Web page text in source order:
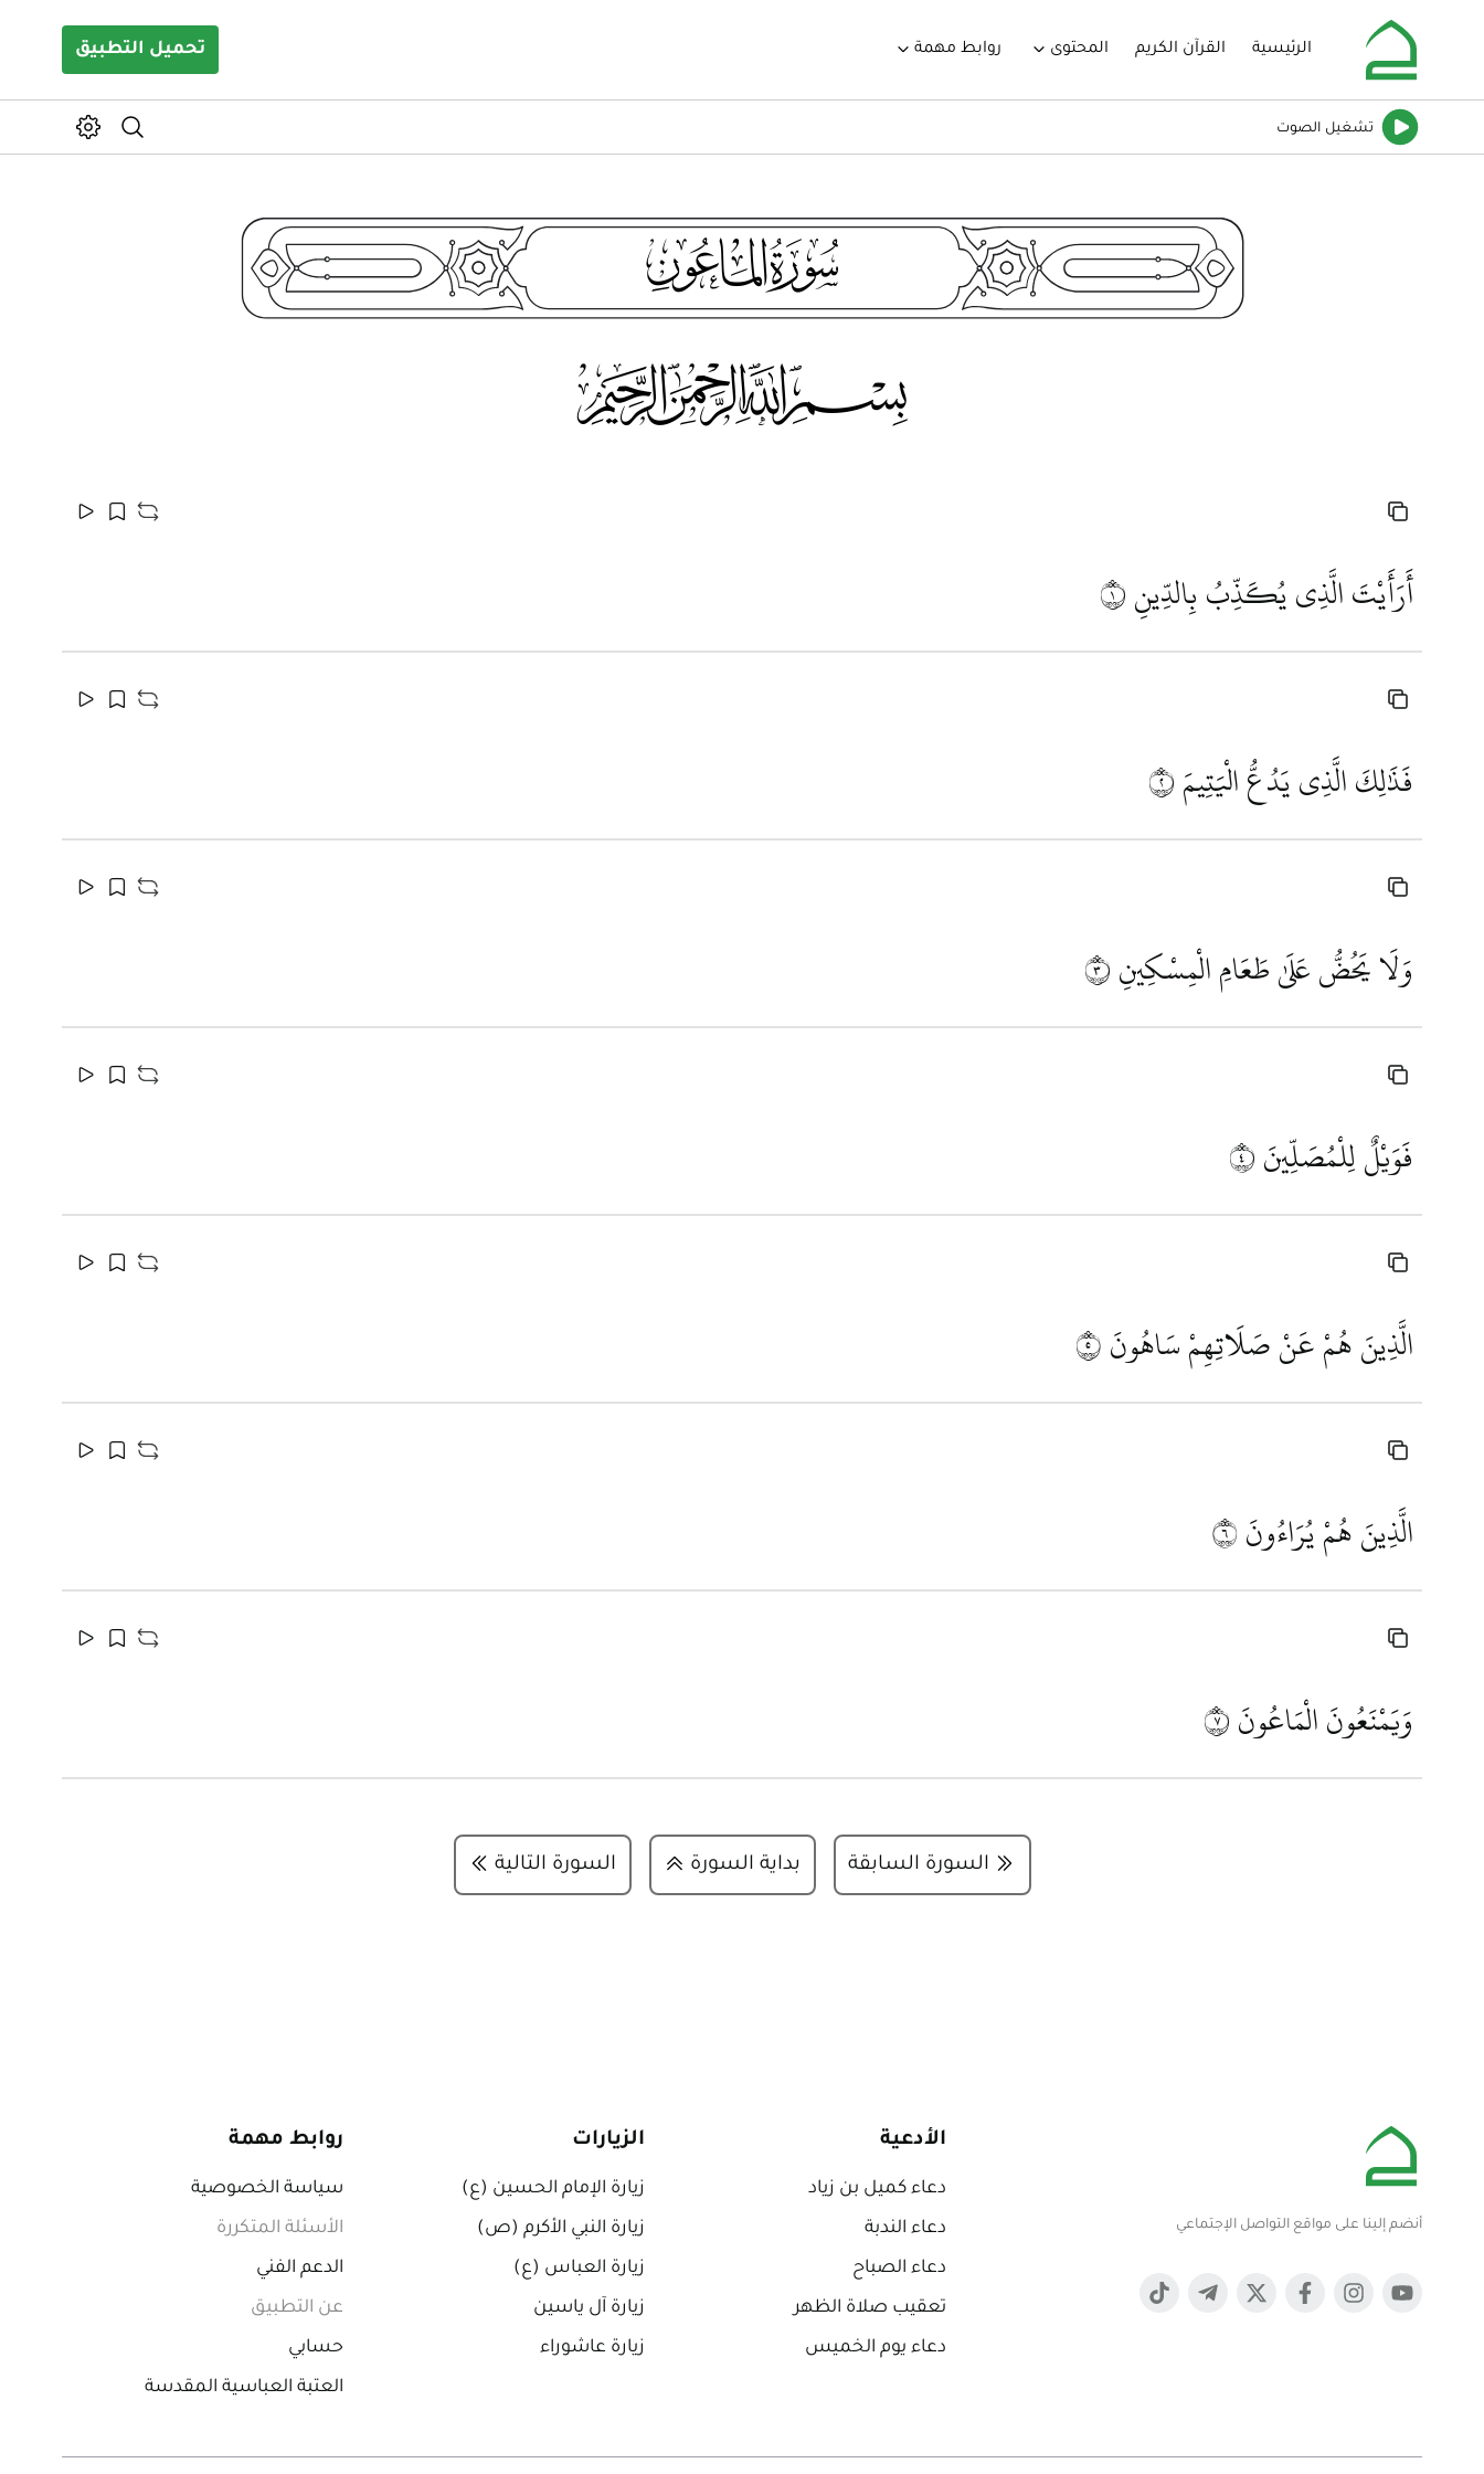
روابط مهمة المحتوى القرآن الكريم الرئيسية تحميل التطبيق
تشغيل الصوت
107
115
أَرَأَيْتَ الَّذِي يُكَذِّبُ بِالدِّينِ١
فَذَٰلِكَ الَّذِي يَدُعُّ الْيَتِيمَ٢
وَلَا يَحُضُّ عَلَىٰ طَعَامِ الْمِسْكِينِ٣
فَوَيْلٌ لِلْمُصَلِّينَ٤
الَّذِينَ هُمْ عَنْ صَلَاتِهِمْ سَاهُونَ٥
الَّذِينَ هُمْ يُرَاءُونَ٦
وَيَمْنَعُونَ الْمَاعُونَ٧
السورة السابقة بداية السورة السورة التالية
أنضم إلينا على مواقع التواصل الإجتماعي
الأدعية
دعاء كميل بن زياد
دعاء الندبة
دعاء الصباح
تعقيب صلاة الظهر
دعاء يوم الخميس
الزيارات
زيارة الإمام الحسين (ع)
زيارة النبي الأكرم (ص)
زيارة العباس (ع)
زيارة آل ياسين
زيارة عاشوراء
روابط مهمة
سياسة الخصوصية
الأسئلة المتكررة
الدعم الفني
عن التطبيق
حسابي
العتبة العباسية المقدسة